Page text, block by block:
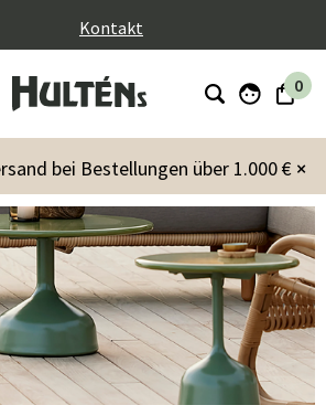
Kontakt
0
×
bei Bestellungen über 1.000 €
Tische Couchtische